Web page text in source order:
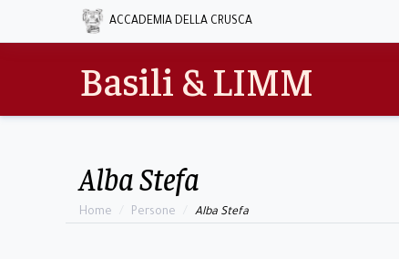
ACCADEMIA DELLA CRUSCA
Basili & LIMM
Alba Stefa
Home Persone Alba Stefa